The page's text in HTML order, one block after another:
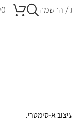
/ הרשמה 0
א-סימטרי.